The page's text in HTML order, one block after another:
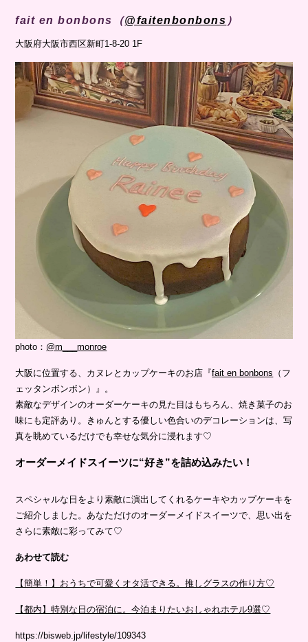
fait en bonbons（@faitenbonbons ）
大阪府大阪市西区新町1-8-20 1F
photo： @m___monroe
大阪に位置する、カヌレとカップケーキのお店『fait en bonbons （フ
ェッタンボンボン）』。
素敵なデザインのオーダーケーキの見た目はもちろん、焼き菓子のお
味にも定評あり。きゅんとする優しい色合いのデコレーションは、写
真を眺めているだけでも幸せな気分に浸れます♡
オーダーメイドスイーツに“好き”を詰め込みたい！
スペシャルな日をより素敵に演出してくれるケーキやカップケーキを
ご紹介しました。あなただけのオーダーメイドスイーツで、思い出を
さらに素敵に彩ってみて♡
あわせて読む
【簡単！】おうちで可愛くオタ活できる。推しグラスの作り方♡
【都内】特別な日の宿泊に。今泊まりたいおしゃれホテル9選♡
https://bisweb.jp/lifestyle/109343